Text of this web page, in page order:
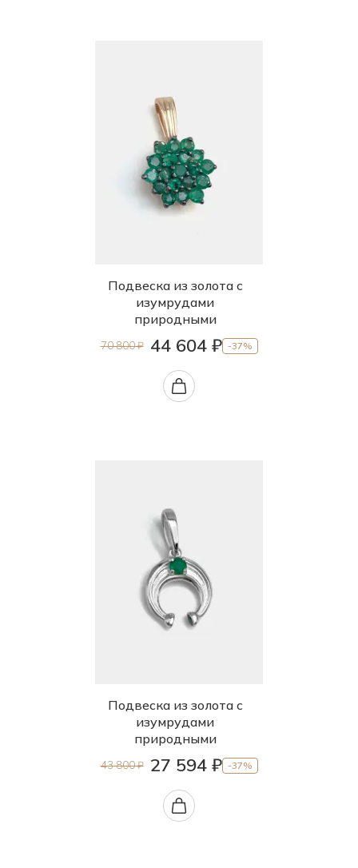
Подвеска из золота с
изумрудами
природными
70 800 ₽ 44 604 ₽ -37%
Подвеска из золота с
изумрудами
природными
43 800 ₽ 27 594 ₽ -37%